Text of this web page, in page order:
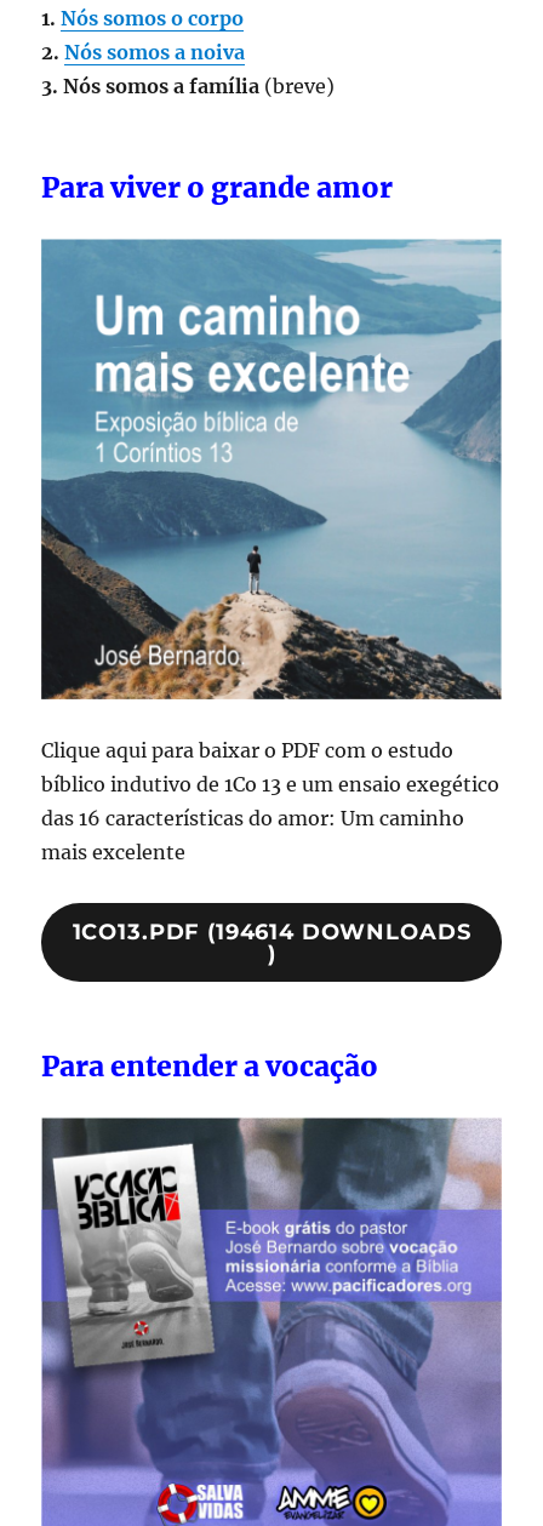
1.Nós somos o corpo
2.Nós somos a noiva
3. Nós somos a família (breve)
Para viver o grande amor
Clique aqui para baixar o PDF com o estudo
bíblico indutivo de 1Co 13 e um ensaio exegético
das 16 características do amor: Um caminho
mais excelente
1CO13.PDF (194614 DOWNLOADS
)
Para entender a vocação